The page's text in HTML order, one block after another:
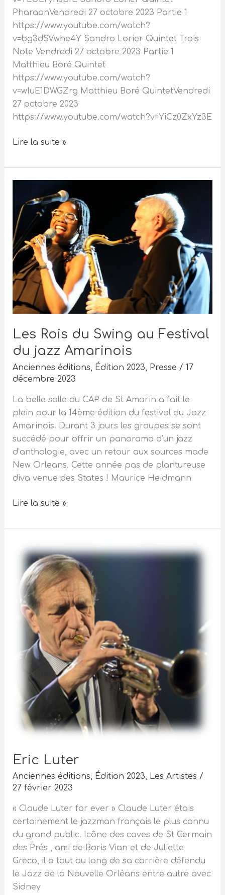
PharaonVendredi 27 octobre 2023 Partie 1
https://www.youtube.com/watch?
v=bg3dSVwhe4Y Sandro Lorier Quintet Trois
Note Vendredi 27 octobre 2023 Partie 1
Matthieu Boré Quintet
https://www.youtube.com/watch?
v=wIuE1DWGZrg Matthieu Boré QuintetVendredi
27 octobre 2023
https://www.youtube.com/watch?v=YiCz0ZxYz3E
Lire la suite »
Les Rois du Swing au Festival
du jazz Amarinois
Anciennes éditions, Édition 2023, Presse / 17
décembre 2023
La belle salle du CAP de St Amarin a fait le
plein pour la 14ème édition du festival du Jazz
Amarinois. Durant 3 jours les groupes se sont
succédé pour offrir un panorama d’un jazz
d’anthologie, avec un retour aux sources made
New Orleans. Cette année pas de plantureuse
diva venue des States ! Maurice Heidmann
Rois
du
Swing
au
Festival
du
jazz
Amarinois
Lire la suite »
Eric Luter
Anciennes éditions, Édition 2023, Les Artistes /
27 février 2023
« Claude Luter for ever » Claude Luter étais
certainement le jazzman français le plus connu
du grand public. Icône des caves de St Germain
des Prés , ami de Boris Vian et de Juliette
Greco, il a tout au long de sa carrière défendu
le Jazz de la Nouvelle Orléans entre autre avec
Sidney
Eric
Luter